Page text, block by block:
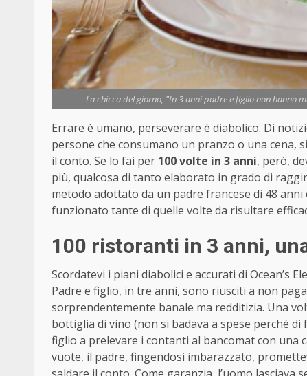
La chicca del giorno, "In 3 anni padre e figlio non hanno
Errare è umano, perseverare è diabolico. Di
persone che consumano un pranzo o una cena,
il conto. Se lo fai per 100 volte in 3 anni, però,
più, qualcosa di tanto elaborato in grado di
metodo adottato da un padre francese di 48
funzionato tante di quelle volte da risultare
100 ristoranti in 3 anni,
Scordatevi i piani diabolici e accurati di Ocean’s
Padre e figlio, in tre anni, sono riusciti a non
sorprendentemente banale ma redditizia. Una
bottiglia di vino (non si badava a spese perché
figlio a prelevare i contanti al bancomat con una
vuote, il padre, fingendosi imbarazzato,